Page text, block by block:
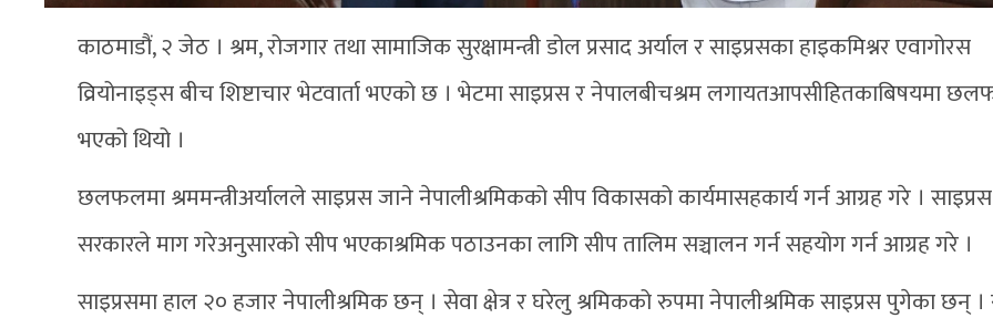
काठमाडौं, २ जेठ । श्रम, रोजगार तथा सामाजिक सुरक्षामन्त्री डोल प्रसाद अर्याल र साइप्रसका हाइकमिश्नर एवागोरस
व्रियोनाइड्स बीच शिष्टाचार भेटवार्ता भएको छ । भेटमा साइप्रस र नेपालबीचश्रम लगायतआपसीहितकाबिषयमा
भएको थियो ।
छलफलमा श्रममन्त्रीअर्यालले साइप्रस जाने नेपालीश्रमिकको सीप विकासको कार्यमासहकार्य गर्न आग्रह गरे । साइप्रस
सरकारले माग गरेअनुसारको सीप भएकाश्रमिक पठाउनका लागि सीप तालिम सञ्चालन गर्न सहयोग गर्न आग्रह गरे ।
साइप्रसमा हाल २० हजार नेपालीश्रमिक छन् । सेवा क्षेत्र र घरेलु श्रमिकको रुपमा नेपालीश्रमिक साइप्रस पुगेका छन् ।